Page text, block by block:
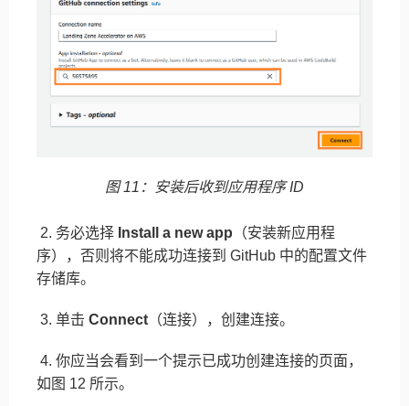
图 11：安装后收到应用程序 ID
2. 务必选择 Install a new app （安装新应用程
序），否则将不能成功连接到 GitHub 中的配置文件
存储库。
3. 单击 Connect （连接），创建连接。
4. 你应当会看到一个提示已成功创建连接的页面，
如图 12 所示。